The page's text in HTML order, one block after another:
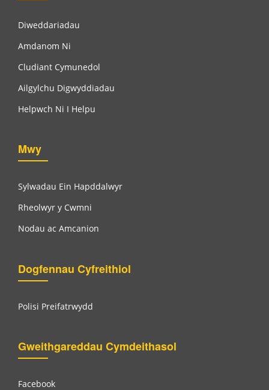
Diweddariadau
Amdanom Ni
Cludiant Cymunedol
Ailgylchu Digwyddiadau
Helpwch Ni I Helpu
Mwy
Sylwadau Ein Hapddalwyr
Rheolwyr y Cwmni
Nodau ac Amcanion
Dogfennau Cyfreithiol
Polisi Preifatrwydd
Gweithgareddau Cymdeithasol
Facebook